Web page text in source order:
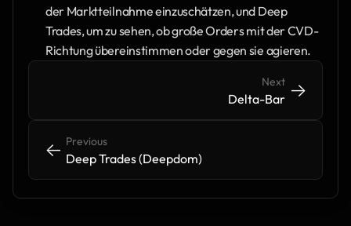
der Marktteilnahme einzuschätzen, und Deep
Trades, um zu sehen, ob große Orders mit der CVD-
Richtung übereinstimmen oder gegen sie agieren.
<- <-
Previous
Deep Trades (Deepdom)
Next
Delta-Bar
-> ->